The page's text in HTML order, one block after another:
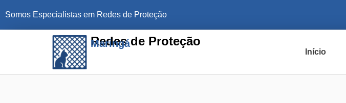
Somos Especialistas em Redes de Proteção
Redes de Proteção
Maringá
Início